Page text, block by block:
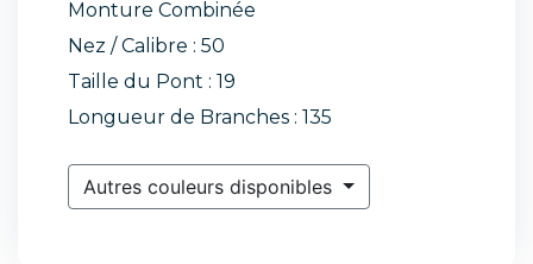
Monture Combinée
Nez / Calibre : 50
Taille du Pont : 19
Longueur de Branches : 135
Autres couleurs disponibles